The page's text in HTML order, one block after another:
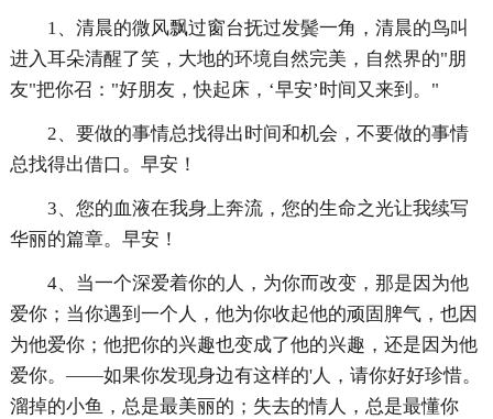
1、清晨的微风飘过窗台抚过发鬓一角，清晨的鸟叫
进入耳朵清醒了笑，大地的环境自然完美，自然界的"朋
友"把你召："好朋友，快起床，‘早安’时间又来到。"
2、要做的事情总找得出时间和机会，不要做的事情
总找得出借口。早安！
3、您的血液在我身上奔流，您的生命之光让我续写
华丽的篇章。早安！
4、当一个深爱着你的人，为你而改变，那是因为他
爱你；当你遇到一个人，他为你收起他的顽固脾气，也因
为他爱你；他把你的兴趣也变成了他的兴趣，还是因为他
爱你。——如果你发现身边有这样的'人，请你好好珍惜。
溜掉的小鱼，总是最美丽的；失去的情人，总是最懂你